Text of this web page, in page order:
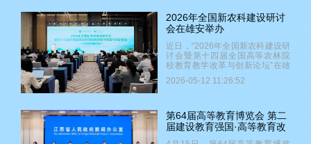
2026年全国新农科建设研讨
会在雄安举办
近日，“2026年全国新农科建设研
讨会暨第十四届全国高等农林院
校教育教学改革与创新论坛”在雄
安新区召开。研讨会期间，全国
新农科建设中心秘书处还组织召
表就《第二批新农科人才培养引
导性专业指南研制工作方案》进
行深入交流。
2026-05-12 11:26:52
第64届高等教育博览会 第二
届建设教育强国·高等教育改
革发展论坛新闻发布会在南